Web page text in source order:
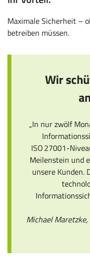
Maximale Sicherheit –
betreiben müssen.
Wir
„In nur zwölf
ISO 27001-
Meilenstein und
unsere Kunden.
Michael